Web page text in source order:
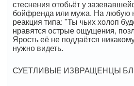
стеснения отобьёт у
бойфренда или мужа. На любую
реакция типа: "Ты чьих холоп
нравятся острые ощущения,
Ярость её не поддаётся
нужно видеть.
СУЕТЛИВЫЕ ИЗВРАЩЕНЦЫ